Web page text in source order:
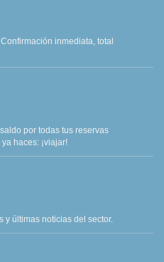
inmediata, total
por todas tus reservas
haces: ¡viajar!
y últimas noticias del sector.